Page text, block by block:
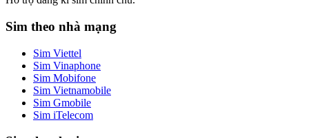
Sim theo nhà mạng
Sim Viettel
Sim Vinaphone
Sim Mobifone
Sim Vietnamobile
Sim Gmobile
Sim iTelecom